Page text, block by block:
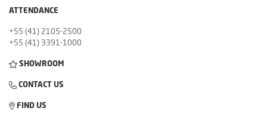
ATTENDANCE
+55 (41) 2105-2500
+55 (41) 3391-1000
SHOWROOM
CONTACT US
FIND US